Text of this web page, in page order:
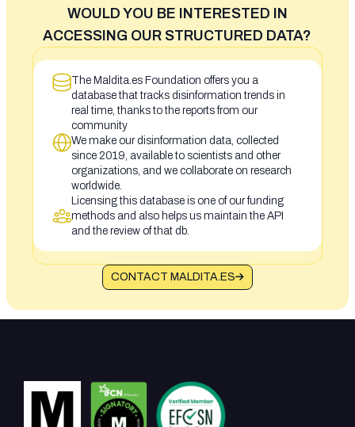
WOULD YOU BE INTERESTED IN
ACCESSING OUR STRUCTURED DATA?
The Maldita.es Foundation offers you a
database that tracks disinformation trends in
real time, thanks to the reports from our
community
We make our disinformation data, collected
since 2019, available to scientists and other
organizations, and we collaborate on research
worldwide.
Licensing this database is one of our funding
methods and also helps us maintain the API
and the review of that db.
CONTACT MALDITA.ES